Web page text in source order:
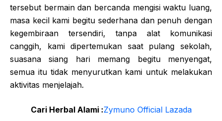
tersebut bermain dan bercanda mengisi waktu luang,
masa kecil kami begitu sederhana dan penuh dengan
kegembiraan tersendiri, tanpa alat komunikasi
canggih, kami dipertemukan saat pulang sekolah,
suasana siang hari memang begitu menyengat,
semua itu tidak menyurutkan kami untuk melakukan
aktivitas menjelajah.
Cari Herbal Alami :Zymuno Official Lazada